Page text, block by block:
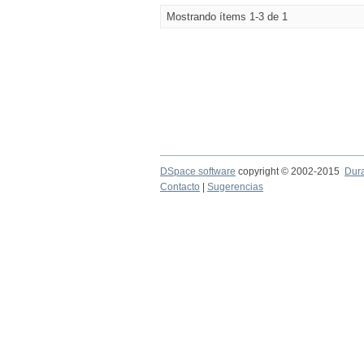
Mostrando ítems 1-3 de 1
DSpace software copyright © 2002-2015
Contacto
Sugerencias